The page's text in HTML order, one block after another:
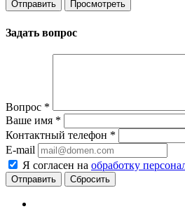
Задать вопрос
Вопрос *
Ваше имя *
Контактный телефон *
E-mail
Я согласен на обработку
Сбросить